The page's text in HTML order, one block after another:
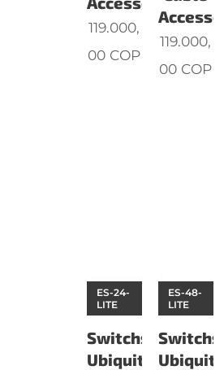
119.000,
00 COP
119.000,
00 COP
Switchs
Ubiquiti
ES-24-
LITE
Switchs
Ubiquiti
ES-48-
LITE